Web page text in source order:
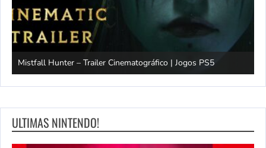
Mistfall Hunter – Trailer Cinematográfico | Jogos PS5
ULTIMAS NINTENDO!